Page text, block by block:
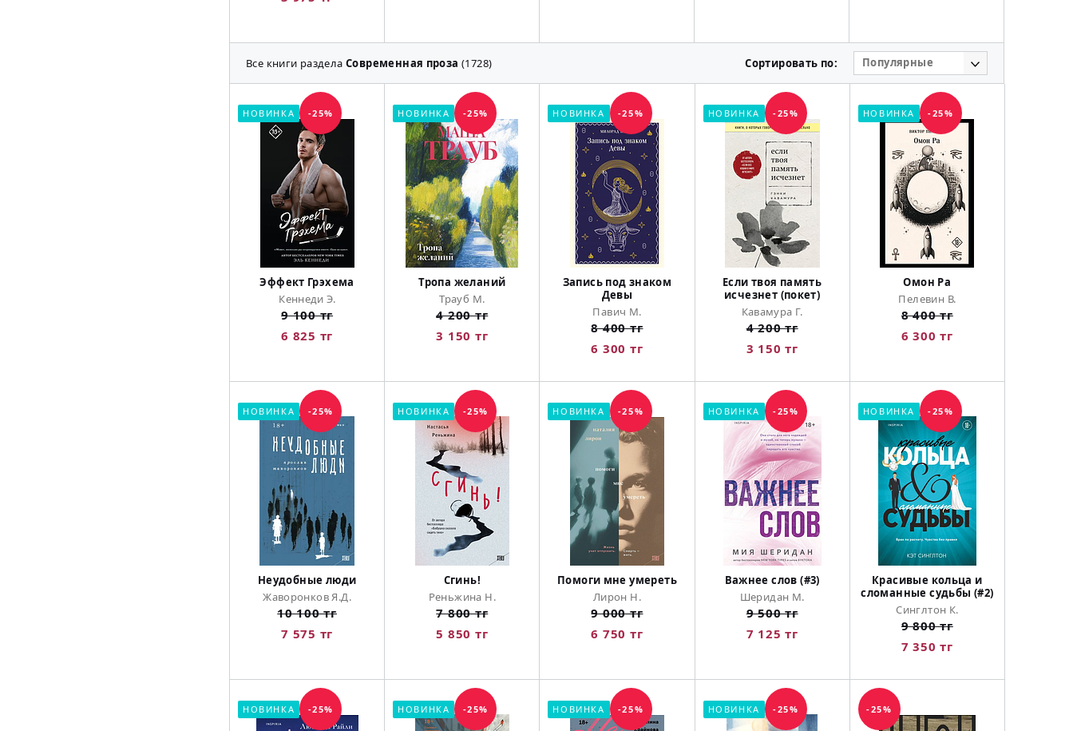
Все книги разделаСовременная проза (1728) Сортировать по: Популярные
НОВИНКА -25%
Эффект Грэхема
Кеннеди Э.
9 100 тг
6 825 тг
НОВИНКА -25%
Тропа желаний
Трауб М.
4 200 тг
3 150 тг
НОВИНКА -25%
Запись под знаком
Девы
Павич М.
8 400 тг
6 300 тг
НОВИНКА -25%
Если твоя память
исчезнет (покет)
Кавамура Г.
4 200 тг
3 150 тг
НОВИНКА -25%
Омон Ра
Пелевин В.
8 400 тг
6 300 тг
НОВИНКА -25%
Неудобные люди
Жаворонков Я.Д.
10 100 тг
7 575 тг
НОВИНКА -25%
Сгинь!
Реньжина Н.
7 800 тг
5 850 тг
НОВИНКА -25%
Помоги мне умереть
Лирон Н.
9 000 тг
6 750 тг
НОВИНКА -25%
Важнее слов (#3)
Шеридан М.
9 500 тг
7 125 тг
НОВИНКА -25%
Красивые кольца и
сломанные судьбы (#2)
Синглтон К.
9 800 тг
7 350 тг
НОВИНКА -25% НОВИНКА -25% НОВИНКА -25% НОВИНКА -25% -25%